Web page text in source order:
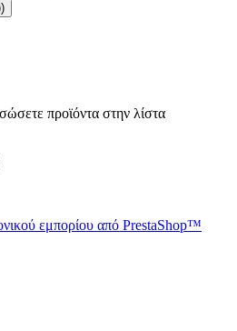
προϊόντα στην λίστα
εμπορίου από PrestaShop™